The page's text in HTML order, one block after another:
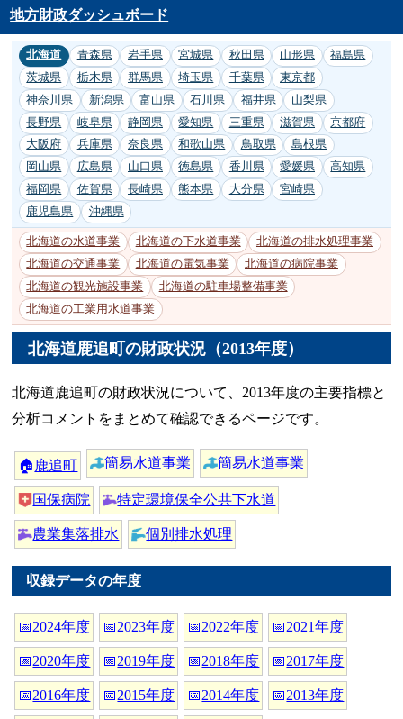
地方財政ダッシュボード
北海道 青森県 岩手県 宮城県 秋田県 山形県
福島県
茨城県
栃木県 群馬県 埼玉県 千葉県
東京都
神奈川県
新潟県 富山県 石川県 福井県
山梨県
長野県
岐阜県 静岡県 愛知県 三重県 滋賀県
京都府
大阪府
兵庫県 奈良県 和歌山県 鳥取県
島根県
岡山県
広島県 山口県 徳島県 香川県 愛媛県
高知県
福岡県
佐賀県 長崎県 熊本県 大分県
宮崎県
鹿児島県
沖縄県
北海道の水道事業 北海道の下水道事業
北海道の排水処理事業
北海道の交通事業
北海道の電気事業
北海道の病院事業
北海道の観光施設事業
北海道の駐車場整備事業
北海道の工業用水道事業
北海道鹿追町の財政状況（2013年度）
北海道鹿追町の財政状況について、2013年度の主要指標と
分析コメントをまとめて確認できるページです。
🏠 鹿追町 簡易水道事業 簡易水道事業
国保病院 特定環境保全公共下水道
農業集落排水 個別排水処理
収録データの年度
📅2024年度 📅2023年度 📅2022年度 📅2021年度
📅2020年度 📅2019年度 📅2018年度 📅2017年度
📅2016年度 📅2015年度 📅2014年度 📅2013年度